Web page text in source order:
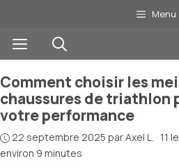
contenu
Menu
Menu
Comment choisir les
chaussures de triathlon
votre performance
22 septembre 2025 parAxel L. · 11
environ 9 minutes